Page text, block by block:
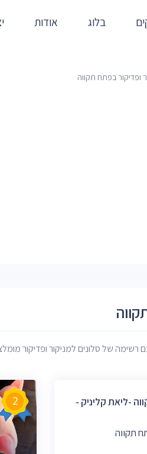
בלוג אודות
ופדיקור בפתח תקווה
של סלונים למניקור ופדיקור
-ליאת קליניק -
תקווה
2